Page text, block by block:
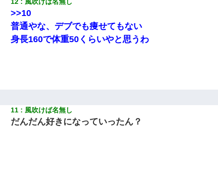
とっさに女児を捕まえたら変質者扱いされた。母親「あっち行っ
てよ！気持ち悪い！（ｼｯｼｯ」→ 後日、俺を見つけた母親がすっ飛
んできて・・・
かったため妹有責での離婚になり…
>>10
普通やな、デブでも痩せてもない
身長160で体重50くらいやと思うわ
11 風吹けば名無し
だんだん好きになっていったん？